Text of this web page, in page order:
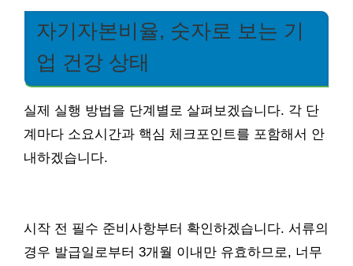
자기자본비율, 숫자로 보는 기
업 건강 상태
실제 실행 방법을 단계별로 살펴보겠습니다. 각 단
계마다 소요시간과 핵심 체크포인트를 포함해서 안
내하겠습니다.
시작 전 필수 준비사항부터 확인하겠습니다. 서류의
경우 발급일로부터 3개월 이내만 유효하므로, 너무